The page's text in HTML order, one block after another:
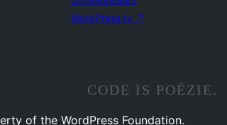
WordPress.tv ↗
CODE IS POËZIE.
of the WordPress Foundation.